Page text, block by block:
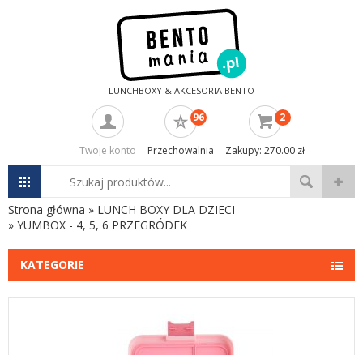
LUNCHBOXY & AKCESORIA BENTO
Twoje konto
96
Przechowalnia
2
Zakupy: 270.00 zł
Strona główna » LUNCH BOXY DLA DZIECI
» YUMBOX - 4, 5, 6 PRZEGRÓDEK
KATEGORIE